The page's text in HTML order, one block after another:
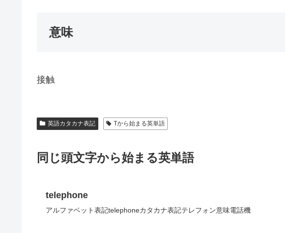
意味
接触
英語カタカナ表記 Tから始まる英単語
同じ頭文字から始まる英単語
telephone
アルファベット表記telephoneカタカナ表記テレフォン意味電話機